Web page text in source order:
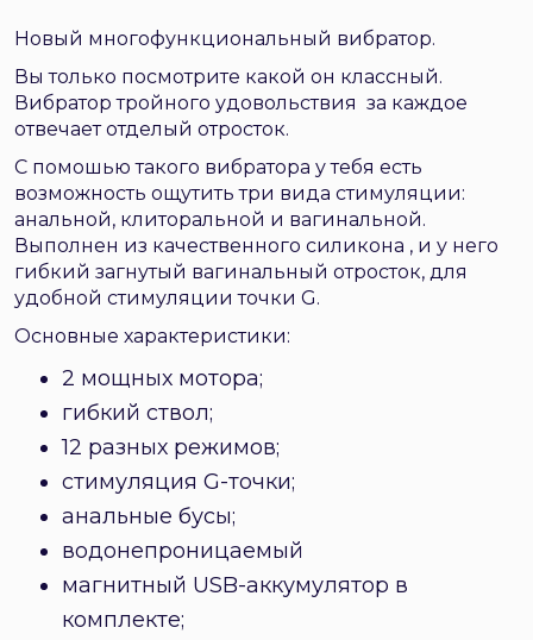
Новый многофункциональный вибратор.
Вы только посмотрите какой он классный.
Вибратор тройного удовольствия за каждое
отвечает отделый отросток.
С помошью такого вибратора у тебя есть
возможность ощутить три вида стимуляции:
анальной, клиторальной и вагинальной.
Выполнен из качественного силикона , и у него
гибкий загнутый вагинальный отросток, для
удобной стимуляции точки G.
Основные характеристики:
2 мощных мотора;
гибкий ствол;
12 разных режимов;
стимуляция G-точки;
анальные бусы;
водонепроницаемый
магнитный USB-аккумулятор в
комплекте;